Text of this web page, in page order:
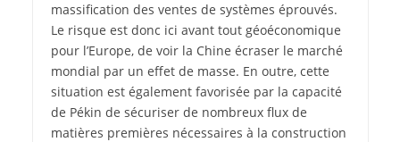
massification des ventes de systèmes éprouvés.
Le risque est donc ici avant tout géoéconomique
pour l’Europe, de voir la Chine écraser le marché
mondial par un effet de masse. En outre, cette
situation est également favorisée par la capacité
de Pékin de sécuriser de nombreux flux de
matières premières nécessaires à la construction